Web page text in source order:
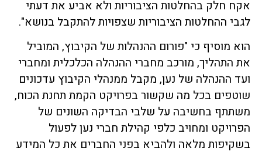
אקח חלק בהחלטות הציבוריות ולא אביע את דעתי
לגבי ההחלטות הציבוריות שצפויות להתקבל בנושא".
הוא מוסיף כי "פורום ההנהלות של הקיבוץ, המוביל
את התהליך, מורכב מחברי ההנהלה הכלכלית ומחברי
ועד ההנהלה של נען, מקבל ממנהלי הקיבוץ עדכונים
שוטפים בכל מה שקשור בפרויקט הקמת תחנת הכוח,
משתתף בחשיבה על שלבי הבדיקה השונים של
הפרויקט ומחויב כלפי קהילת חברי נען לפעול
בשקיפות מלאה ולהביא בפני החברים את כל המידע